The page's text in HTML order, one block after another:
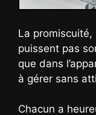
La
puissent pas
que dans
à gérer sans
Chacun a